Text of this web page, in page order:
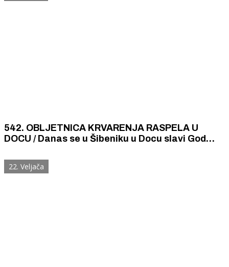
542. OBLJETNICA KRVARENJA RASPELA U
DOCU / Danas se u Šibeniku u Docu slavi God
sati, a svečana misa je u 18 sati.
22. Veljača